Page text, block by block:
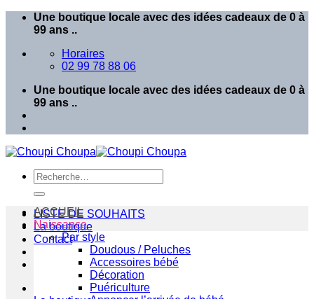
PasserUne boutique locale avec des idées cadeaux de 0 à
99 ans ..
Horaires
02 99 78 88 06
Une boutique locale avec des idées cadeaux de 0 à
99 ans ..
Recherche
pour :
LISTE DE SOUHAITS
La boutique
Contact
ACCUEIL
Naissance
Par style
Doudous / Peluches
Accessoires bébé
Décoration
Puériculture